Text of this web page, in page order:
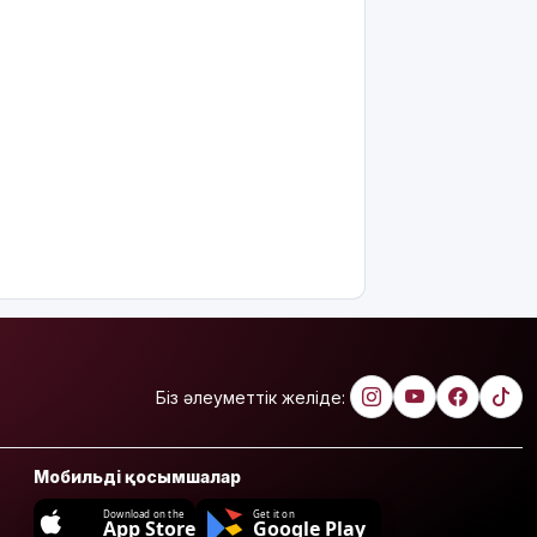
Біз әлеуметтік желіде:
Мобильді қосымшалар
Download on the
App Store
Get it on
Google Play